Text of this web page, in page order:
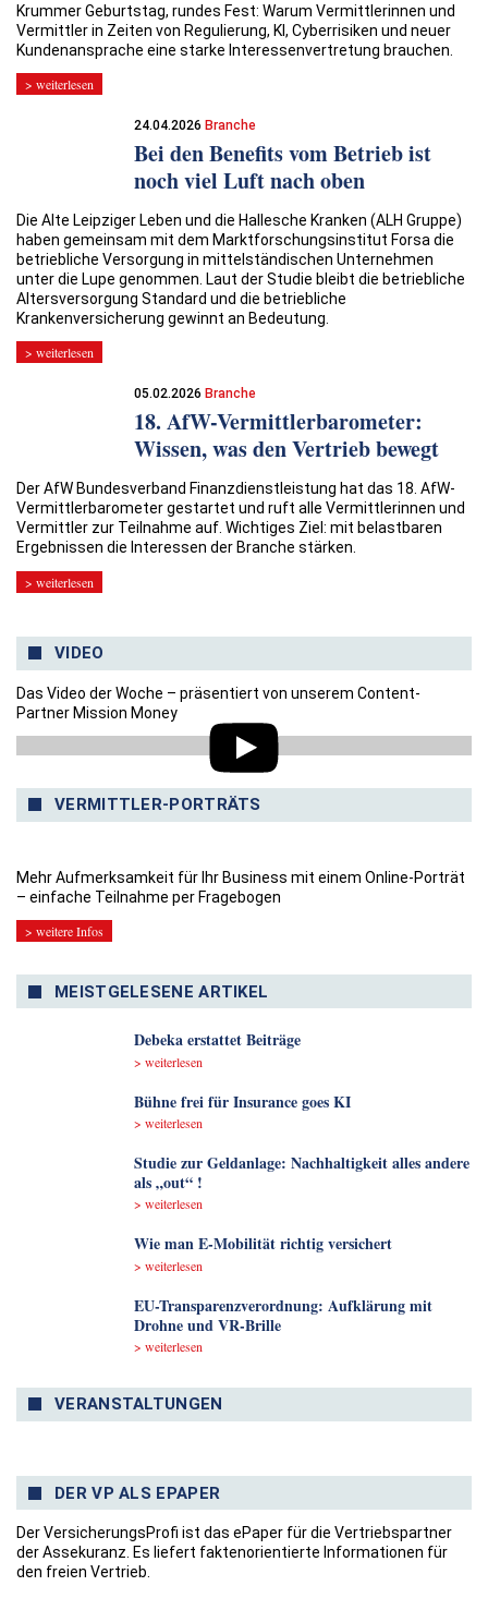
Krummer Geburtstag, rundes Fest: Warum Vermittlerinnen und
Vermittler in Zeiten von Regulierung, KI, Cyberrisiken und neuer
Kundenansprache eine starke Interessenvertretung brauchen.
> weiterlesen
24.04.2026 Branche
Bei den Benefits vom Betrieb ist
noch viel Luft nach oben
Die Alte Leipziger Leben und die Hallesche Kranken (ALH Gruppe)
haben gemeinsam mit dem Marktforschungsinstitut Forsa die
betriebliche Versorgung in mittelständischen Unternehmen
unter die Lupe genommen. Laut der Studie bleibt die betriebliche
Altersversorgung Standard und die betriebliche
Krankenversicherung gewinnt an Bedeutung.
> weiterlesen
05.02.2026 Branche
18. AfW-Vermittlerbarometer:
Wissen, was den Vertrieb bewegt
Der AfW Bundesverband Finanzdienstleistung hat das 18. AfW-
Vermittlerbarometer gestartet und ruft alle Vermittlerinnen und
Vermittler zur Teilnahme auf. Wichtiges Ziel: mit belastbaren
Ergebnissen die Interessen der Branche stärken.
> weiterlesen
VIDEO
Das Video der Woche – präsentiert von unserem Content-
Partner Mission Money
VERMITTLER-PORTRÄTS
Mehr Aufmerksamkeit für Ihr Business mit einem Online-Porträt
– einfache Teilnahme per Fragebogen
> weitere Infos
MEISTGELESENE ARTIKEL
Debeka erstattet Beiträge
> weiterlesen
Bühne frei für Insurance goes KI
> weiterlesen
Studie zur Geldanlage: Nachhaltigkeit alles andere
als „out“ !
> weiterlesen
Wie man E-Mobilität richtig versichert
> weiterlesen
EU-Transparenzverordnung: Aufklärung mit
Drohne und VR-Brille
> weiterlesen
VERANSTALTUNGEN
DER VP ALS EPAPER
Der VersicherungsProfi ist das ePaper für die Vertriebspartner
der Assekuranz. Es liefert faktenorientierte Informationen für
den freien Vertrieb.